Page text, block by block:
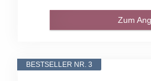
Zum
BESTSELLER NR. 3